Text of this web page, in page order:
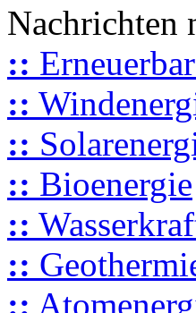
Nachrichten
::
::
::
:: Bioenergie
::
::
::